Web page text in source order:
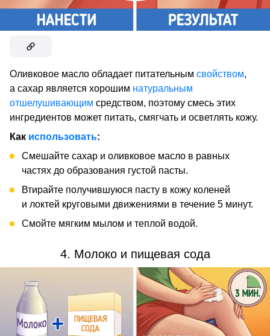
Оливковое масло обладает питательным свойством,
а сахар является хорошим натуральным
отшелушивающим средством, поэтому смесь этих
ингредиентов может питать, смягчать и осветлять кожу.
Как использовать:
Смешайте сахар и оливковое масло в равных
частях до образования густой пасты.
Втирайте получившуюся пасту в кожу коленей
и локтей круговыми движениями в течение 5 минут.
Смойте мягким мылом и теплой водой.
4. Молоко и пищевая сода